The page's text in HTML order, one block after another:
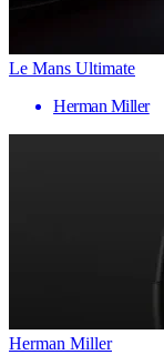
Le Mans Ultimate
Herman Miller
Herman Miller